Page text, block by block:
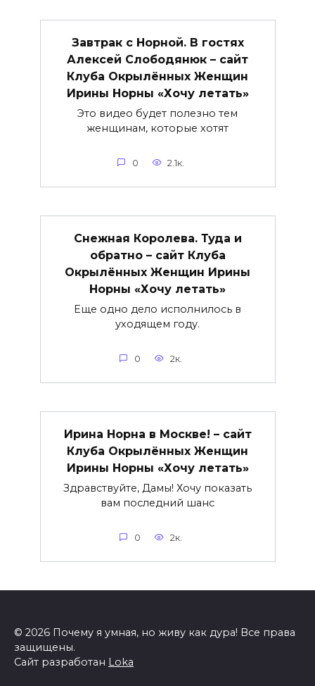
Завтрак с Норной. В гостях
Алексей Слободянюк – сайт
Клуба Окрылённых Женщин
Ирины Норны «Хочу летать»
Это видео будет полезно тем
женщинам, которые хотят
0 2.1к.
Снежная Королева. Туда и
обратно – сайт Клуба
Окрылённых Женщин Ирины
Норны «Хочу летать»
Еще одно дело исполнилось в
уходящем году.
0 2к.
Ирина Норна в Москве! – сайт
Клуба Окрылённых Женщин
Ирины Норны «Хочу летать»
Здравствуйте, Дамы! Хочу показать
вам последний шанс
0 2к.
© 2026 Почему я умная, но живу как дура! Все права
защищены.
Сайт разработан Loka